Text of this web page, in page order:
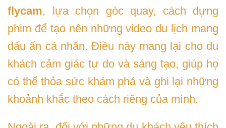
flycam, lựa chọn góc quay, cách dựng
phim để tạo nên những video du lịch mang
dấu ấn cá nhân. Điều này mang lại cho du
khách cảm giác tự do và sáng tạo, giúp họ
có thể thỏa sức khám phá và ghi lại những
khoảnh khắc theo cách riêng của mình.